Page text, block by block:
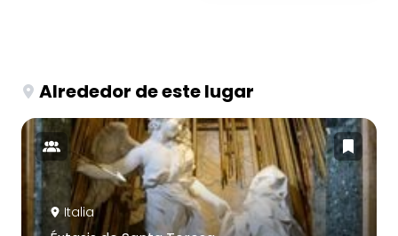
Alrededor de este lugar
Italia